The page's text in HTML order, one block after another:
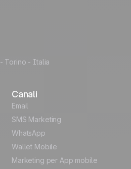
- Torino - Italia
Canali
Email
SMS Marketing
WhatsApp
Wallet Mobile
Marketing per App mobile